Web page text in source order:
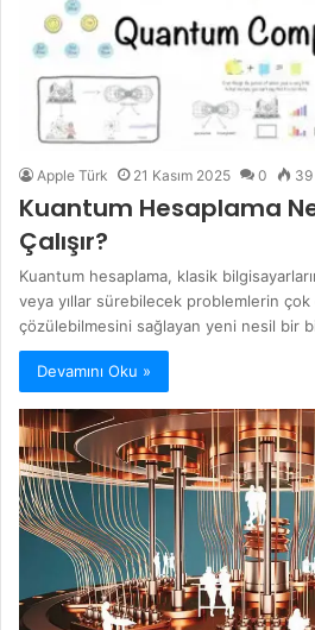
Apple Türk 21 Kasım 2025 0 39
Kuantum Hesaplama
Çalışır?
Kuantum hesaplama, klasik
veya yıllar sürebilecek problemlerin çok
çözülebilmesini sağlayan yeni nesil bir
Devamını Oku »